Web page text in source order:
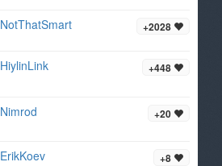
+2028
NotThatSmart
+448
HiylinLink
+20
Nimrod
+8
ErikKoev